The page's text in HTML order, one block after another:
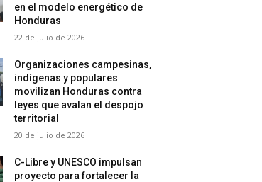
en el modelo energético de
Honduras
22 de julio de 2026
Organizaciones campesinas,
indígenas y populares
movilizan Honduras contra
leyes que avalan el despojo
territorial
20 de julio de 2026
C-Libre y UNESCO impulsan
proyecto para fortalecer la